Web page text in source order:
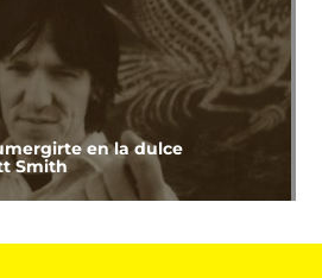
en la dulce
Smith